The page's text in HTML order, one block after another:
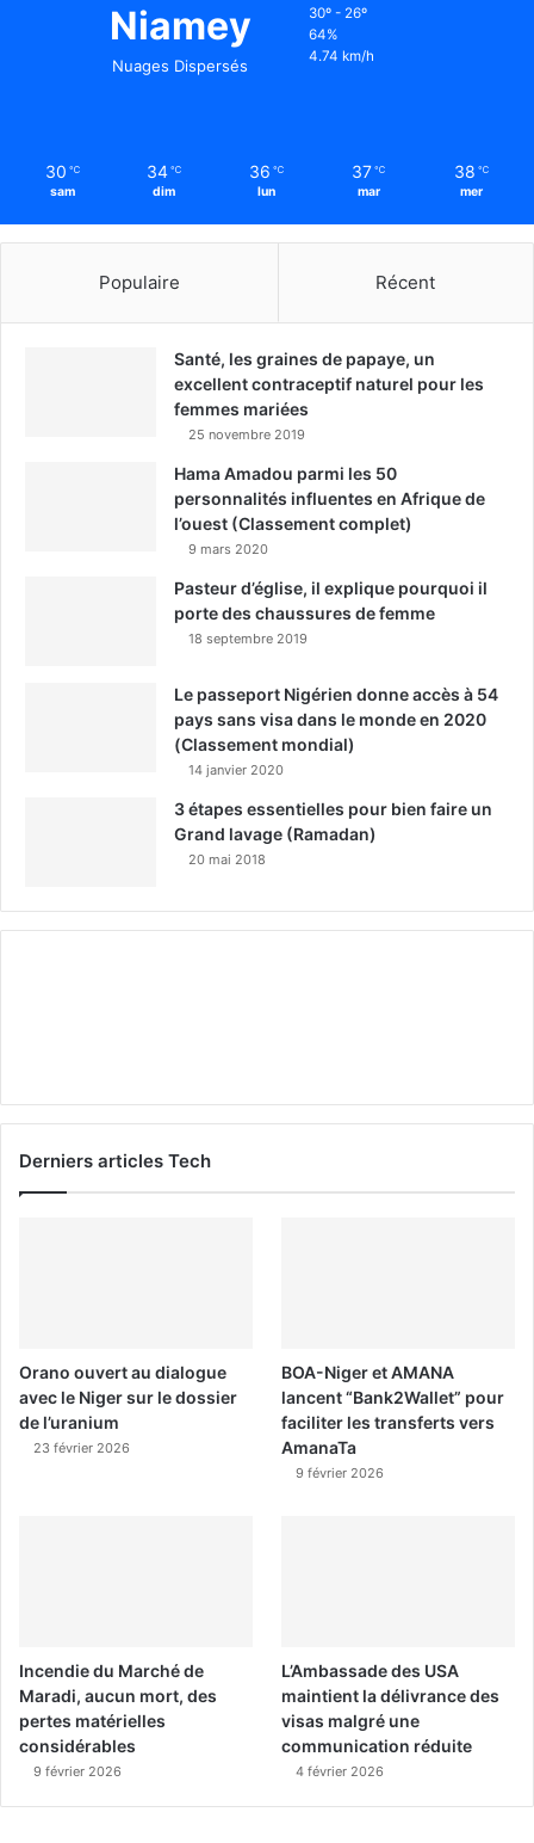
Niamey
Nuages Dispersés
30º - 26º
64%
4.74 km/h
30 ℃
sam
34 ℃
dim
36 ℃
lun
37 ℃
mar
38 ℃
mer
Populaire Récent
Santé, les graines de papaye, un
excellent contraceptif naturel pour les
femmes mariées
25 novembre 2019
Hama Amadou parmi les 50
personnalités influentes en Afrique de
l’ouest (Classement complet)
9 mars 2020
Pasteur d’église, il explique pourquoi il
porte des chaussures de femme
18 septembre 2019
Le passeport Nigérien donne accès à 54
pays sans visa dans le monde en 2020
(Classement mondial)
14 janvier 2020
3 étapes essentielles pour bien faire un
Grand lavage (Ramadan)
20 mai 2018
Derniers articles Tech
Orano ouvert au dialogue
avec le Niger sur le dossier
de l’uranium
23 février 2026
BOA-Niger et AMANA
lancent “Bank2Wallet” pour
faciliter les transferts vers
AmanaTa
9 février 2026
Incendie du Marché de
Maradi, aucun mort, des
pertes matérielles
considérables
9 février 2026
L’Ambassade des USA
maintient la délivrance des
visas malgré une
communication réduite
4 février 2026